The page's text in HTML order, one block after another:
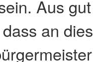
Aus
an